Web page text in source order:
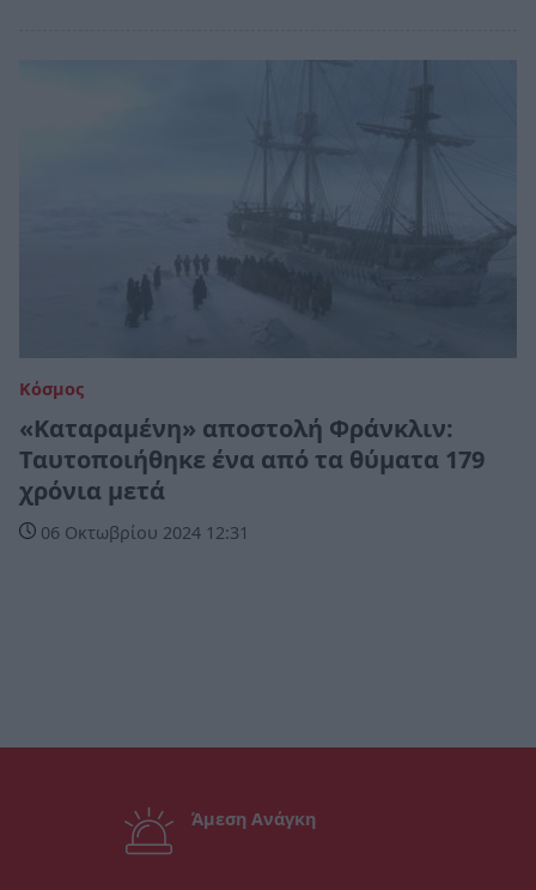
Κόσμος
«Καταραμένη» αποστολή Φράνκλιν:
Ταυτοποιήθηκε ένα από τα θύματα 179
χρόνια μετά
06 Οκτωβρίου 2024 12:31
Άμεση Ανάγκη